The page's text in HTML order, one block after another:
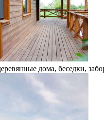
дома, беседки,